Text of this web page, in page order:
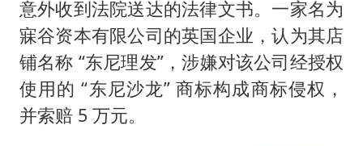
意外收到法院送达的法律文书。一家名为
寐谷资本有限公司的英国企业，认为其店
铺名称 “东尼理发”，涉嫌对该公司经授权
使用的 “东尼沙龙” 商标构成商标侵权，
并索赔 5 万元。